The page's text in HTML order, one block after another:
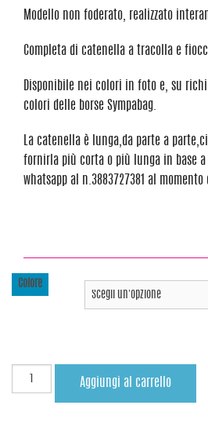
Modello non foderato, realizzato
Completa di catenella a tracolla e
Disponibile nei colori in foto e, su
colori delle borse Sympabag.
La catenella è lunga,da parte a
fornirla più corta o più lunga in base
whatsapp al n.3883727381 al momento
Colore
Aggiungi al carrello